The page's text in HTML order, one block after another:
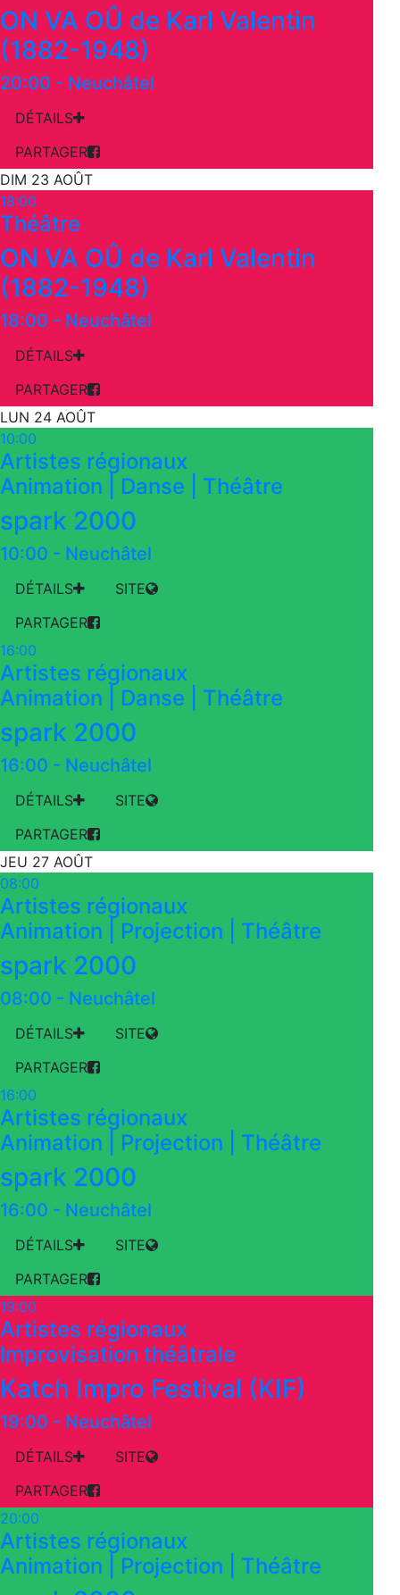
ON VA OÛ de Karl Valentin
(1882-1948)
20:00 - Neuchâtel
DÉTAILS
PARTAGER
DIM 23 AOÛT
18:00
Théâtre
ON VA OÛ de Karl Valentin
(1882-1948)
18:00 - Neuchâtel
DÉTAILS
PARTAGER
LUN 24 AOÛT
10:00
Artistes régionaux
Animation | Danse | Théâtre
spark 2000
10:00 - Neuchâtel
DÉTAILS
SITE
PARTAGER
16:00
Artistes régionaux
Animation | Danse | Théâtre
spark 2000
16:00 - Neuchâtel
DÉTAILS
SITE
PARTAGER
JEU 27 AOÛT
08:00
Artistes régionaux
Animation | Projection | Théâtre
spark 2000
08:00 - Neuchâtel
DÉTAILS
SITE
PARTAGER
16:00
Artistes régionaux
Animation | Projection | Théâtre
spark 2000
16:00 - Neuchâtel
DÉTAILS
SITE
PARTAGER
19:00
Artistes régionaux
Improvisation théâtrale
Katch Impro Festival (KIF)
19:00 - Neuchâtel
DÉTAILS
SITE
PARTAGER
20:00
Artistes régionaux
Animation | Projection | Théâtre